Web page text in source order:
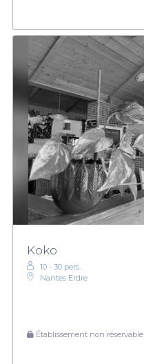
Koko
10 - 30 pers.
Nantes Erdre
Établissement non réservable